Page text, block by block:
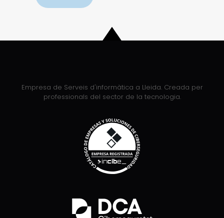
Empresa de Serveis d'informàtica a Lleida. Creada per
professionals del sector de la tecnologia.